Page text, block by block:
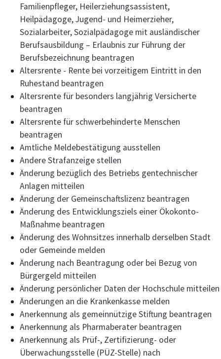
Familienpfleger, Heilerziehungsassistent,
Heilpädagoge, Jugend- und Heimerzieher,
Sozialarbeiter, Sozialpädagoge mit ausländischer
Berufsausbildung – Erlaubnis zur Führung der
Berufsbezeichnung beantragen
Altersrente - Rente bei vorzeitigem Eintritt in den
Ruhestand beantragen
Altersrente für besonders langjährig Versicherte
beantragen
Altersrente für schwerbehinderte Menschen
beantragen
Amtliche Meldebestätigung ausstellen
Andere Strafanzeige stellen
Änderung bezüglich des Betriebs gentechnischer
Anlagen mitteilen
Änderung der Gemeinschaftslizenz beantragen
Änderung des Entwicklungsziels einer Ökokonto-
Maßnahme beantragen
Änderung des Wohnsitzes innerhalb derselben Stadt
oder Gemeinde melden
Änderung nach Beantragung oder bei Bezug von
Bürgergeld mitteilen
Änderung persönlicher Daten der Hochschule mitteilen
Änderungen an die Krankenkasse melden
Anerkennung als gemeinnützige Stiftung beantragen
Anerkennung als Pharmaberater beantragen
Anerkennung als Prüf-, Zertifizierung- oder
Überwachungsstelle (PÜZ-Stelle) nach